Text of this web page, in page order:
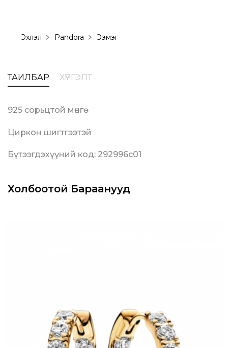
Эхлэл Pandora Ээмэг
ТАЙЛБАР ХҮРГЭЛТ
925 сорьцтой мөнгө
Циркон шигтгээтэй
Бүтээгдэхүүний код: 292996c01
Холбоотой Бараанууд